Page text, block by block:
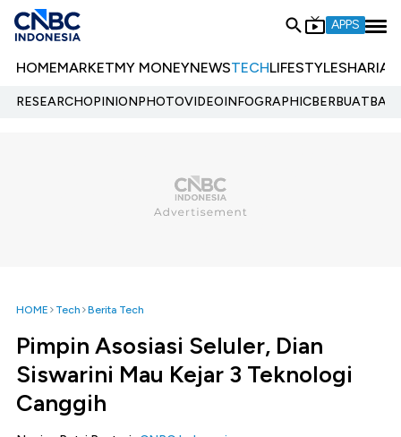
APPS
HOMEMARKETMY MONEYNEWSTECHLIFESTYLESHARIA
RESEARCHOPINIONPHOTOVIDEOINFOGRAPHIC
HOME Tech Berita Tech
Pimpin Asosiasi Seluler, Dian
Siswarini Mau Kejar 3 Teknologi
Canggih